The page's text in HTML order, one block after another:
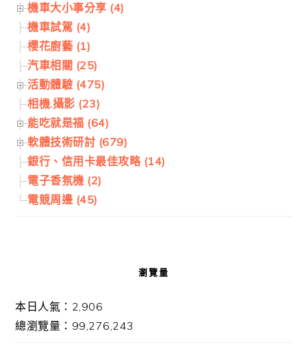
機車大小事分享 (4)
機車試駕 (4)
櫻花廚藝 (1)
汽車相關 (25)
活動體驗 (475)
相機.攝影 (23)
能吃就是福 (64)
軟體技術研討 (679)
銀行、信用卡最佳攻略 (14)
電子香氛機 (2)
電競周邊 (45)
瀏覽量
本日人氣：2,906
總瀏覽量：99,276,243